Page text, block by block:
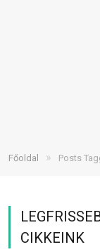
Főoldal » Posts
CIKKEINK